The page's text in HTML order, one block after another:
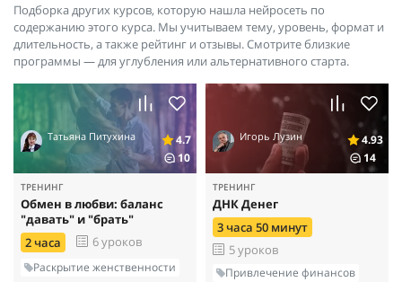
улучшить зрение и качество жизни. Каждый в группе именл
потрясающие результаты и по зрению, и по состоянию
гармонии с собой, Вселенной.
Благодарю Бога за встречу, знакомство и возможность быть в
поле Игоря и Оксаны Лузиных. Благородная миссия этих
волшебников Жизненно важна и бесценна!!!
Подборка других курсов, которую нашла нейросеть по
содержанию этого курса. Мы учитываем тему, уровень, формат и
длительность, а также рейтинг и отзывы. Смотрите близкие
программы — для углубления или альтернативного старта.
Татьяна Питухина
4.7
10
ТРЕНИНГ
Обмен в любви: баланс
"давать" и "брать"
2 часа
6 уроков
Раскрытие женственности
Игорь Лузин
4.93
14
ТРЕНИНГ
ДНК Денег
3 часа 50 минут
5 уроков
Привлечение финансов